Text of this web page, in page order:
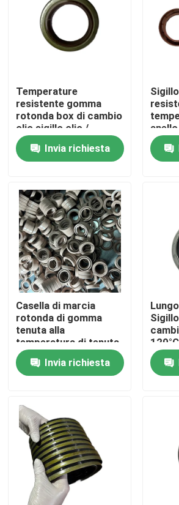
Casa
Prodotti
Chi siamo
Fatory Tour
Controllo di qualità
Contattaci
guarnizione di gomma
Guarnizione rotatoria
Guarnizione di galleggiamento
Temperature
resistente gomma
rotonda box di cambio
olio sigillo olio /
resistenza all'usura
pressione 0 ~ 1.0MPa
Invia richiesta
sigillo
Casella di marcia
rotonda di gomma
tenuta alla
temperatura di tenuta
dell'olio resistente a
-40°C~120°C
Pressione 0~1.0MPa
Invia richiesta